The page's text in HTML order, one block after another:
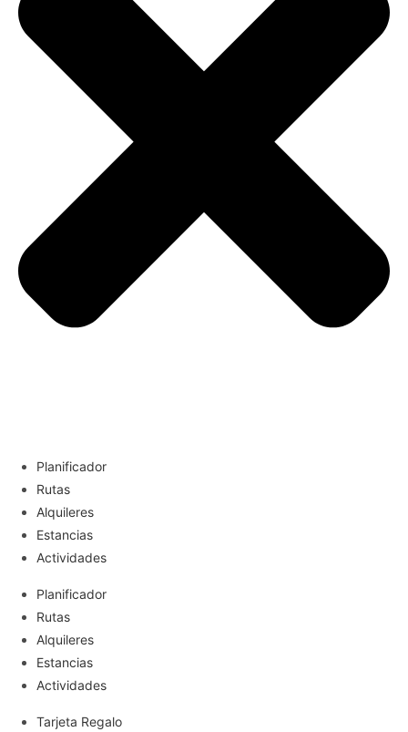
Planificador
Rutas
Alquileres
Estancias
Actividades
Planificador
Rutas
Alquileres
Estancias
Actividades
Tarjeta Regalo